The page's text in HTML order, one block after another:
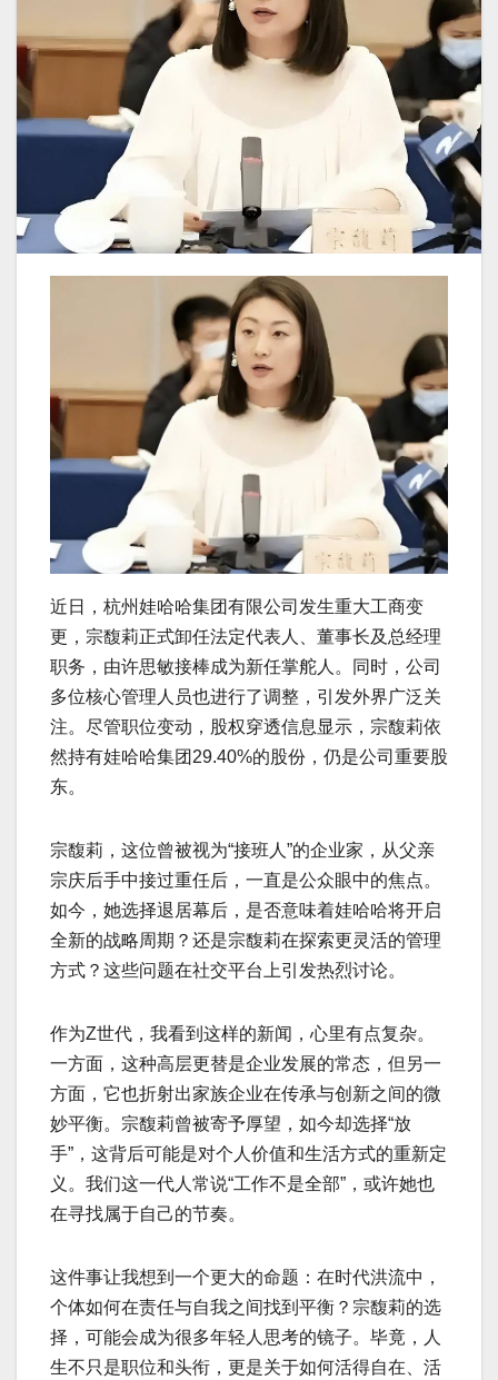
近日，杭州娃哈哈集团有限公司发生重大工商变
更，宗馥莉正式卸任法定代表人、董事长及总经理
职务，由许思敏接棒成为新任掌舵人。同时，公司
多位核心管理人员也进行了调整，引发外界广泛关
注。尽管职位变动，股权穿透信息显示，宗馥莉依
然持有娃哈哈集团29.40%的股份，仍是公司重要股
东。
宗馥莉，这位曾被视为“接班人”的企业家，从父亲
宗庆后手中接过重任后，一直是公众眼中的焦点。
如今，她选择退居幕后，是否意味着娃哈哈将开启
全新的战略周期？还是宗馥莉在探索更灵活的管理
方式？这些问题在社交平台上引发热烈讨论。
作为Z世代，我看到这样的新闻，心里有点复杂。
一方面，这种高层更替是企业发展的常态，但另一
方面，它也折射出家族企业在传承与创新之间的微
妙平衡。宗馥莉曾被寄予厚望，如今却选择“放
手”，这背后可能是对个人价值和生活方式的重新定
义。我们这一代人常说“工作不是全部”，或许她也
在寻找属于自己的节奏。
这件事让我想到一个更大的命题：在时代洪流中，
个体如何在责任与自我之间找到平衡？宗馥莉的选
择，可能会成为很多年轻人思考的镜子。毕竟，人
生不只是职位和头衔，更是关于如何活得自在、活